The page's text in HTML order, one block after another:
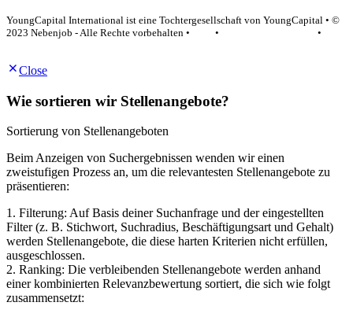
YoungCapital International ist eine Tochtergesellschaft von YoungCapital • ©
2023 Nebenjob - Alle Rechte vorbehalten •
•
•
Close
Wie sortieren wir Stellenangebote?
Sortierung von Stellenangeboten
Beim Anzeigen von Suchergebnissen wenden wir einen
zweistufigen Prozess an, um die relevantesten Stellenangebote zu
präsentieren:
1. Filterung: Auf Basis deiner Suchanfrage und der eingestellten
Filter (z. B. Stichwort, Suchradius, Beschäftigungsart und Gehalt)
werden Stellenangebote, die diese harten Kriterien nicht erfüllen,
ausgeschlossen.
2. Ranking: Die verbleibenden Stellenangebote werden anhand
einer kombinierten Relevanzbewertung sortiert, die sich wie folgt
zusammensetzt: